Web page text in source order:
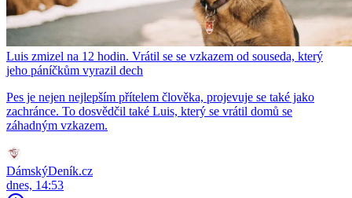
Luis zmizel na 12 hodin. Vrátil se se vzkazem od souseda, který
jeho páníčkům vyrazil dech
Pes je nejen nejlepším přítelem člověka, projevuje se také jako
zachránce. To dosvědčil také Luis, který se vrátil domů se
záhadným vzkazem.
DámskýDeník.cz
dnes, 14:53